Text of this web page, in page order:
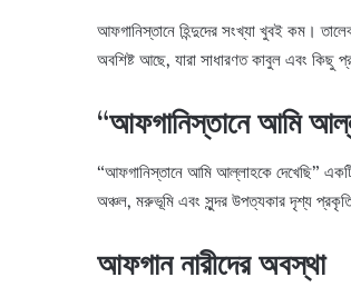
আফগানিস্তানে হিন্দুদের সংখ্যা খুবই কম।
অবশিষ্ট আছে, যারা সাধারণত কাবুল এবং কিছু
“আফগানিস্তানে আমি
“আফগানিস্তানে আমি আল্লাহকে দেখেছি”
অঞ্চল, মরুভূমি এবং সুন্দর উপত্যকার দৃশ্য
আফগান নারীদের অবস্থা